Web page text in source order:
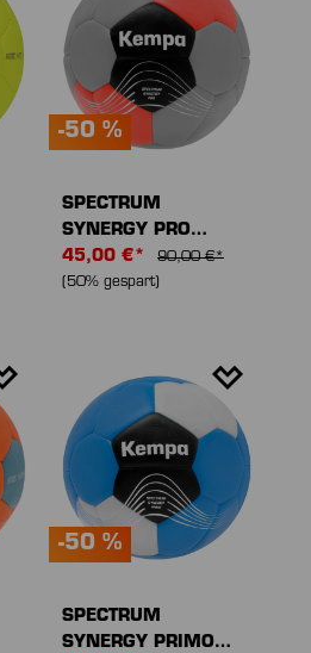
-50 %
SPECTRUM
SYNERGY PRO
HANDBALL
45,00 €*
90,00 €*
(50% gespart)
-50 %
SPECTRUM
SYNERGY PRIMO